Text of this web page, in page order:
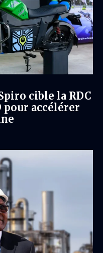
cible la RDC
pour accélérer